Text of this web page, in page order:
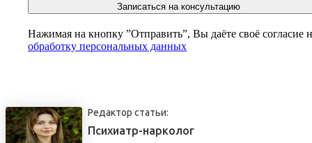
Записаться на консультацию
Нажимая на кнопку ”Отправить”, Вы даёте своё согласие
обработку персональных данных
Редактор статьи:
Психиатр-нарколог